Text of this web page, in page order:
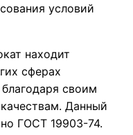
условий
находит
сферах
своим
Данный
ГОСТ 19903-74.